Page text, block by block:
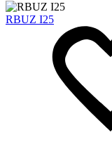
RBUZ I25